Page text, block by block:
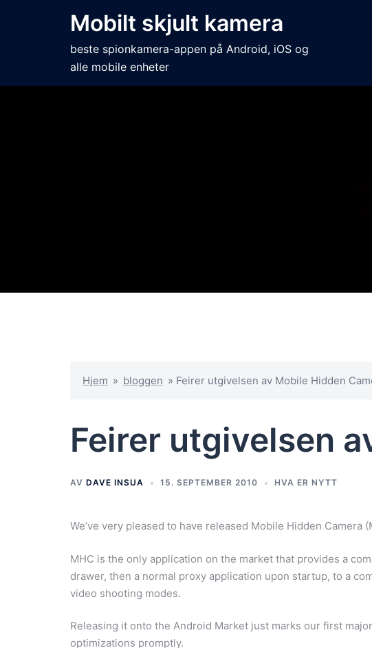
Mobilt skjult kamera
beste spionkamera-appen på Android, iOS og
alle mobile enheter
Hjem » bloggen » Feirer utgivelsen av Mobile Hidden
Feirer utgivelsen
AV DAVE INSUA 15. SEPTEMBER 2010 HVA ER NYTT
We’ve very pleased to have released Mobile Hidden Camera
MHC is the only application on the market that provides a
drawer, then a normal proxy application upon startup, to a
video shooting modes.
Releasing it onto the Android Market just marks our first
optimizations promptly.